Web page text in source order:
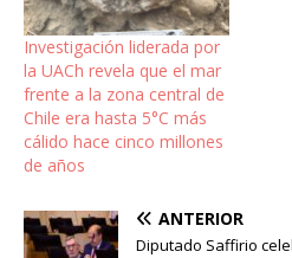
Investigación liderada por
la UACh revela que el mar
frente a la zona central de
Chile era hasta 5°C más
cálido hace cinco millones
de años
ANTERIOR
Diputado Saffirio